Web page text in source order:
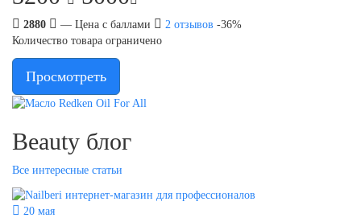
2880 — Цена с баллами 2 отзывов -36%
Количество товара ограничено
Просмотреть
Beauty блог
Все интересные статьи
20 мая